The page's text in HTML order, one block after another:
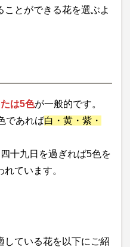
ことができる花を選ぶよ
は5色が一般的です。
であれば白・黄・紫・
十九日を過ぎれば5色を
ています。
している花を以下にご紹